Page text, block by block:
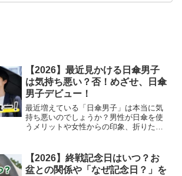
【2026】最近見かける日傘男子
は気持ち悪い？否！めざせ、日傘
男子デビュー！
最近増えている「日傘男子」は本当に気
持ち悪いのでしょうか？男性が日傘を使
うメリットや女性からの印象、折りたた
日傘5選も紹介し、この夏の日傘男子デビ
ューを応援します。
【2026】終戦記念日はいつ？お
盆との関係や「なぜ記念日？」を